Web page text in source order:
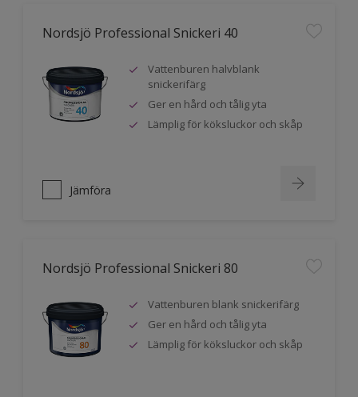
Nordsjö Professional Snickeri 40
Vattenburen halvblank
snickerifärg
Ger en hård och tålig yta
Lämplig för köksluckor och skåp
Jämföra
Nordsjö Professional Snickeri 80
Vattenburen blank snickerifärg
Ger en hård och tålig yta
Lämplig för köksluckor och skåp